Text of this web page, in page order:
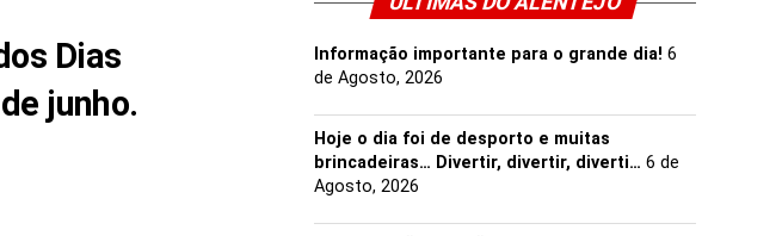
Dias
junho.
Informação importante para o grande dia! 6
de Agosto, 2026
Hoje o dia foi de desporto e muitas
brincadeiras… Divertir, divertir, diverti… 6 de
Agosto, 2026